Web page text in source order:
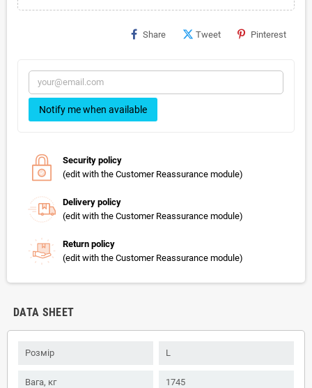
Share Tweet Pinterest
Notify me when available
Security policy
(edit with the Customer Reassurance module)
Delivery policy
(edit with the Customer Reassurance module)
Return policy
(edit with the Customer Reassurance module)
DATA SHEET
Розмір L
Вага, кг 1745